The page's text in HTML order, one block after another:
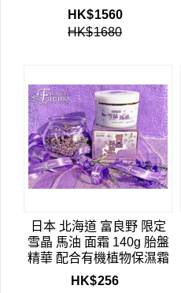
HK$1560
HK$1680
日本 北海道 富良野 限定
雪晶 馬油 面霜 140g 胎盤
精華 配合有機植物保濕霜
HK$256